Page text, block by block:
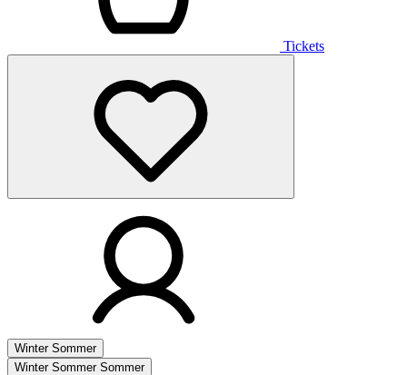
Tickets
Winter Sommer
Winter Sommer Sommer